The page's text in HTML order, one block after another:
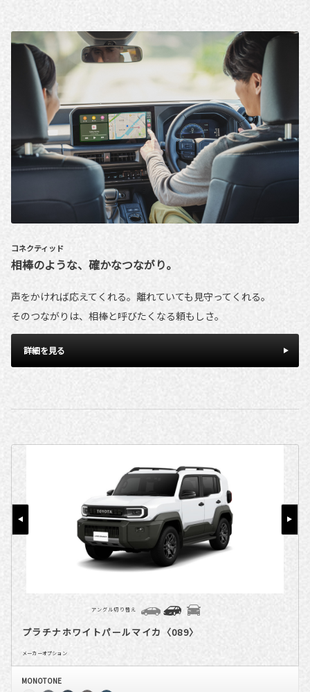
コネクティッド
相棒のような、確かなつながり。
声をかければ応えてくれる。離れていても見守ってくれる。
そのつながりは、相棒と呼びたくなる頼もしさ。
詳細を見る
プラチナホワイトパールマイカ〈089〉
メーカーオプション
アングル切り替え
MONOTONE